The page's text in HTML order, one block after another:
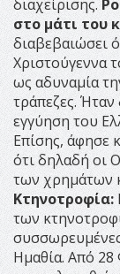
διαχείρισης.
στο μάτι του
διαβεβαιώσει
Χριστούγεννα
ως αδυναμία
τράπεζες.
εγγύηση του
Επίσης, άφησε
ότι δηλαδή οι
των χρημάτων
Κτηνοτροφία:
των
Ημαθία. Από 28